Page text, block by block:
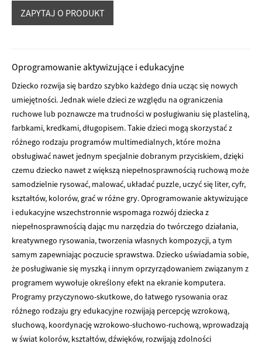
Oprogramowanie aktywizujące i edukacyjne
Dziecko rozwija się bardzo szybko każdego dnia ucząc się nowych
umiejętności. Jednak wiele dzieci ze względu na ograniczenia
ruchowe lub poznawcze ma trudności w posługiwaniu się plasteliną,
farbkami, kredkami, długopisem. Takie dzieci mogą skorzystać z
różnego rodzaju programów multimedialnych, które można
obsługiwać nawet jednym specjalnie dobranym przyciskiem, dzięki
czemu dziecko nawet z większą niepełnosprawnością ruchową może
samodzielnie rysować, malować, układać puzzle, uczyć się liter, cyfr,
kształtów, kolorów, grać w różne gry. Oprogramowanie aktywizujące
i edukacyjne wszechstronnie wspomaga rozwój dziecka z
niepełnosprawnością dając mu narzędzia do twórczego działania,
kreatywnego rysowania, tworzenia własnych kompozycji, a tym
samym zapewniając poczucie sprawstwa. Dziecko uświadamia sobie,
że posługiwanie się myszką i innym oprzyrządowaniem związanym z
programem wywołuje określony efekt na ekranie komputera.
Programy przyczynowo-skutkowe, do łatwego rysowania oraz
różnego rodzaju gry edukacyjne rozwijają percepcję wzrokową,
słuchową, koordynację wzrokowo-słuchowo-ruchową, wprowadzają
w świat kolorów, kształtów, dźwięków, rozwijają zdolności